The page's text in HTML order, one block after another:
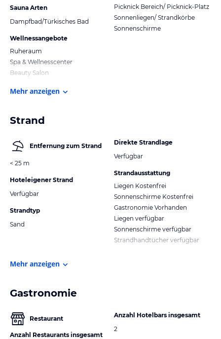
Sauna Arten
Dampfbad/Türkisches Bad
Wellnessangebote
Ruheraum
Spa & Wellnesscenter
Beauty Salon
Picknick Bereich/ Picknick-Platz
Sonnenliegen/ Strandkörbe
Sonnenschirme
Mehr anzeigen
Strand
Entfernung zum Strand
< 25 m
Hoteleigener Strand
Verfügbar
Strandtyp
Sand
Direkte Strandlage
Verfügbar
Strandausstattung
Liegen Kostenfrei
Sonnenschirme Kostenfrei
Gastronomie Vorhanden
Liegen verfügbar
Sonnenschirme verfügbar
Strandhandtücher verfügbar
Mehr anzeigen
Gastronomie
Restaurant
Anzahl Restaurants insgesamt
Anzahl Hotelbars insgesamt
2